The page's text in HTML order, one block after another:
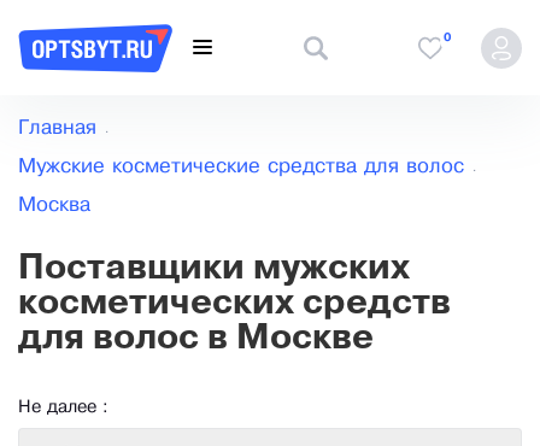
0
Главная
Мужские косметические средства для волос
Москва
Поставщики мужских
косметических средств
для волос в Москве
Не далее :